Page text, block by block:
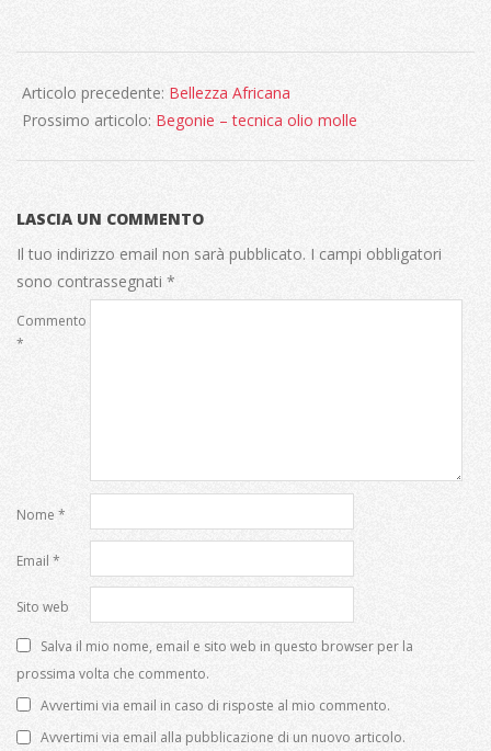
08-
04
Articolo precedente: Bellezza Africana
Prossimo articolo: Begonie – tecnica olio molle
LASCIA UN COMMENTO
Il tuo indirizzo email non sarà pubblicato. I campi obbligatori
sono contrassegnati *
Commento
*
Nome *
Email *
Sito web
Salva il mio nome, email e sito web in questo browser per la
prossima volta che commento.
Avvertimi via email in caso di risposte al mio commento.
Avvertimi via email alla pubblicazione di un nuovo articolo.